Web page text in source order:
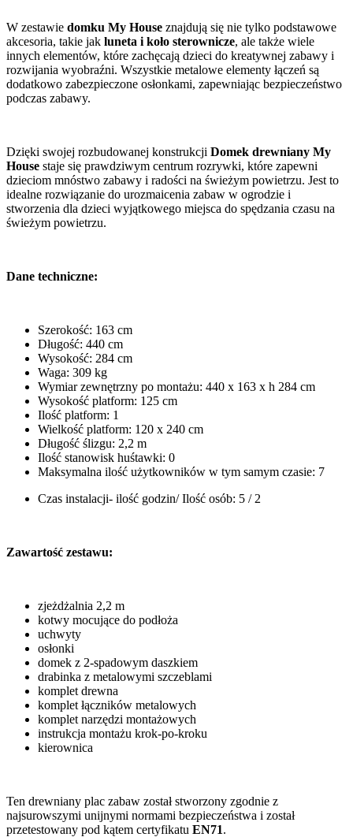
W zestawie domku My House znajdują się nie tylko podstawowe
akcesoria, takie jak luneta i koło sterownicze, ale także wiele
innych elementów, które zachęcają dzieci do kreatywnej zabawy i
rozwijania wyobraźni. Wszystkie metalowe elementy łączeń są
dodatkowo zabezpieczone osłonkami, zapewniając bezpieczeństwo
podczas zabawy.
Dzięki swojej rozbudowanej konstrukcji Domek drewniany My
House staje się prawdziwym centrum rozrywki, które zapewni
dzieciom mnóstwo zabawy i radości na świeżym powietrzu. Jest to
idealne rozwiązanie do urozmaicenia zabaw w ogrodzie i
stworzenia dla dzieci wyjątkowego miejsca do spędzania czasu na
świeżym powietrzu.
Dane techniczne:
Szerokość: 163 cm
Długość: 440 cm
Wysokość: 284 cm
Waga: 309 kg
Wymiar zewnętrzny po montażu: 440 x 163 x h 284 cm
Wysokość platform: 125 cm
Ilość platform: 1
Wielkość platform: 120 x 240 cm
Długość ślizgu: 2,2 m
Ilość stanowisk huśtawki: 0
Maksymalna ilość użytkowników w tym samym czasie: 7
Czas instalacji- ilość godzin/ Ilość osób: 5 / 2
Zawartość zestawu:
zjeżdżalnia 2,2 m
kotwy mocujące do podłoża
uchwyty
osłonki
domek z 2-spadowym daszkiem
drabinka z metalowymi szczeblami
komplet drewna
komplet łączników metalowych
komplet narzędzi montażowych
instrukcja montażu krok-po-kroku
kierownica
Ten drewniany plac zabaw został stworzony zgodnie z
najsurowszymi unijnymi normami bezpieczeństwa i został
przetestowany pod kątem certyfikatu EN71.